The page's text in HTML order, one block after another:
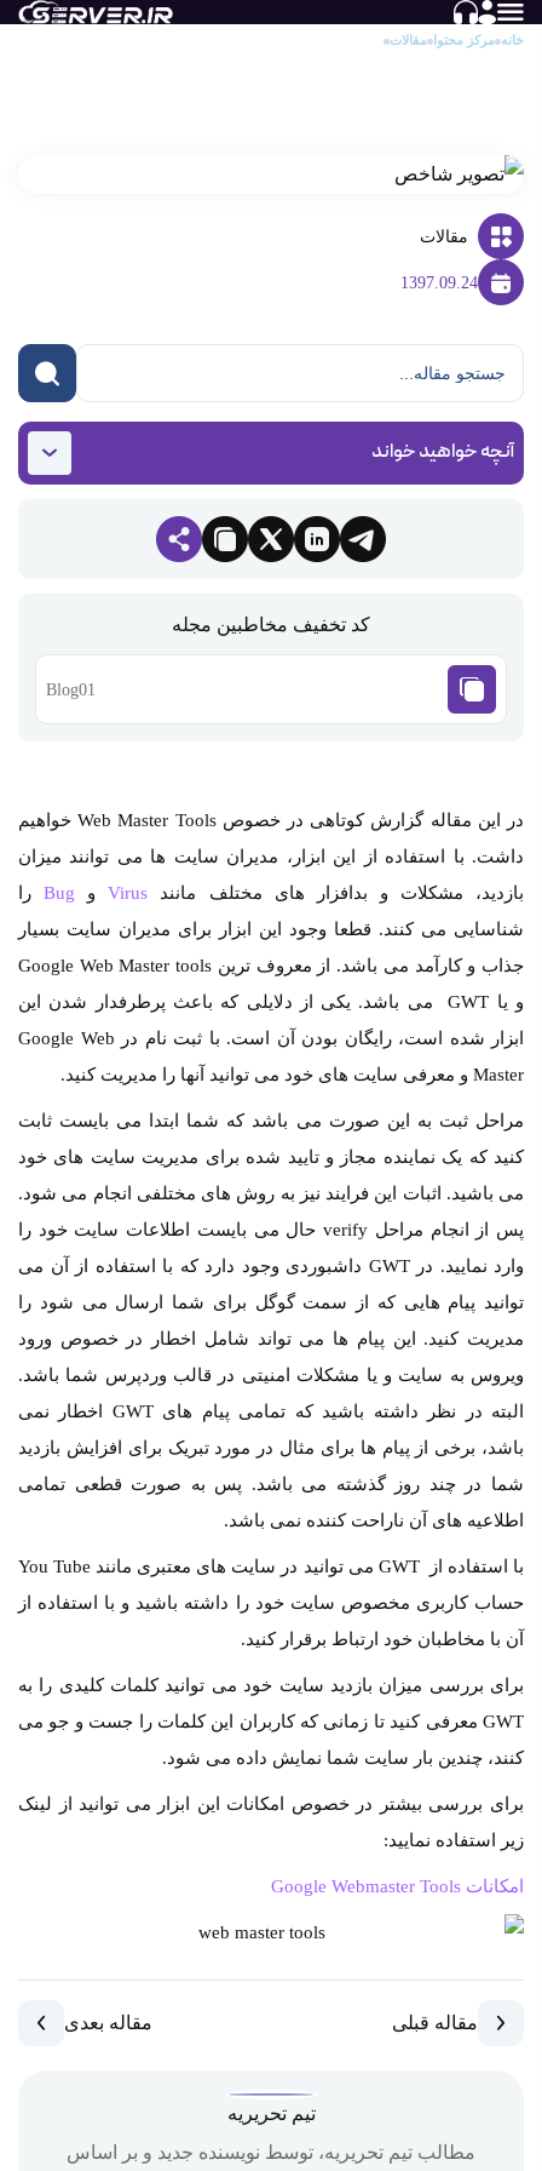
خانه مرکز محتوا مقالات
مقالات
1397.09.24
آنچه خواهید خواند
کد تخفیف مخاطبین مجله
Blog01
در این مقاله گزارش کوتاهی در خصوص Web Master Tools خواهیم
داشت. با استفاده از این ابزار، مدیران سایت ها می توانند میزان
بازدید، مشکلات و بدافزار های مختلف مانند Virusو Bug
را
شناسایی می کنند. قطعا وجود این ابزار برای مدیران سایت بسیار
جذاب و کارآمد می باشد. از معروف ترین Google Web Master tools
و یا GWT می باشد. یکی از دلایلی که باعث پرطرفدار شدن این
ابزار شده است، رایگان بودن آن است. با ثبت نام در Google Web
Master و معرفی سایت های خود می توانید آنها را مدیریت کنید.
مراحل ثبت به این صورت می باشد که شما ابتدا می بایست ثابت
کنید که یک نماینده مجاز و تایید شده برای مدیریت سایت های خود
می باشید. اثبات این فرایند نیز به روش های مختلفی انجام می شود.
پس از انجام مراحل verify حال می بایست اطلاعات سایت خود را
وارد نمایید. در GWT داشبوردی وجود دارد که با استفاده از آن می
توانید پیام هایی که از سمت گوگل برای شما ارسال می شود را
مدیریت کنید. این پیام ها می تواند شامل اخطار در خصوص ورود
ویروس به سایت و یا مشکلات امنیتی در قالب وردپرس شما باشد.
البته در نظر داشته باشید که تمامی پیام های GWT اخطار نمی
باشد، برخی از پیام ها برای مثال در مورد تبریک برای افزایش بازدید
شما در چند روز گذشته می باشد. پس به صورت قطعی تمامی
اطلاعیه های آن ناراحت کننده نمی باشد.
با استفاده از GWT می توانید در سایت های معتبری مانند You Tube
حساب کاربری مخصوص سایت خود را داشته باشید و با استفاده از
آن با مخاطبان خود ارتباط برقرار کنید.
برای بررسی میزان بازدید سایت خود می توانید کلمات کلیدی را به
GWT معرفی کنید تا زمانی که کاربران این کلمات را جست و جو می
کنند، چندین بار سایت شما نمایش داده می شود.
برای بررسی بیشتر در خصوص امکانات این ابزار می توانید از لینک
زیر استفاده نمایید:
امکانات Google Webmaster Tools
مقاله قبلی مقاله بعدی
تیم تحریریه
مطالب تیم تحریریه، توسط نویسنده جدید و بر اساس